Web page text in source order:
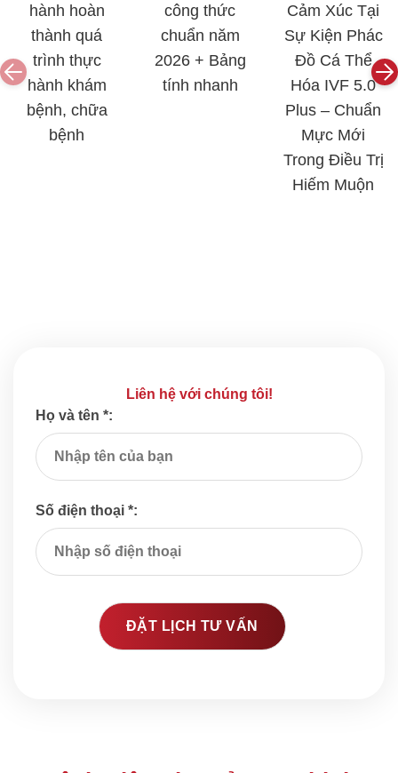
hành hoàn
thành quá
trình thực
hành khám
bệnh, chữa
bệnh
công thức
chuẩn năm
2026 + Bảng
tính nhanh
Cảm Xúc Tại
Sự Kiện Phác
Đồ Cá Thể
Hóa IVF 5.0
Plus – Chuẩn
Mực Mới
Trong Điều Trị
Hiếm Muộn
Liên hệ với chúng tôi!
Họ và tên *:
Số điện thoại *: